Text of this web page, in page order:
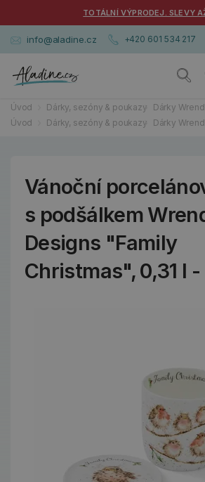
TOTÁLNÍ VÝPRODEJ. SLEVY
info@aladine.cz +420 601 534 217
Úvod Dárky, sezóny & poukazy Dárky
Úvod
Dárky, sezóny & poukazy Dárky
Vánoční
s podšálkem
Designs "Family
Christmas", 0,31 l